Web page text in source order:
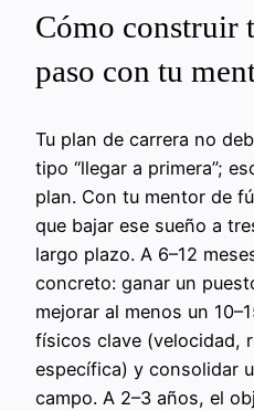
Cómo construir
paso con tu
Tu plan de carrera no
tipo “llegar a primera”;
plan. Con tu mentor de
que bajar ese sueño a
largo plazo. A 6–12
concreto: ganar un
mejorar al menos un
físicos clave (velocidad,
específica) y consolidar
campo. A 2–3 años, el